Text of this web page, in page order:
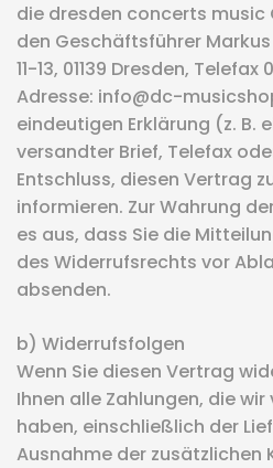
die dresden concerts music
den Geschäftsführer
11-13, 01139 Dresden,
Adresse: info@dc-
eindeutigen Erklärung (z. B.
versandter Brief, Telefax
Entschluss, diesen Vertrag
informieren. Zur Wahrung
es aus, dass Sie die
des Widerrufsrechts vor
absenden.
b) Widerrufsfolgen
Wenn Sie diesen Vertrag
Ihnen alle Zahlungen, die
haben, einschließlich der
Ausnahme der zusätzlichen